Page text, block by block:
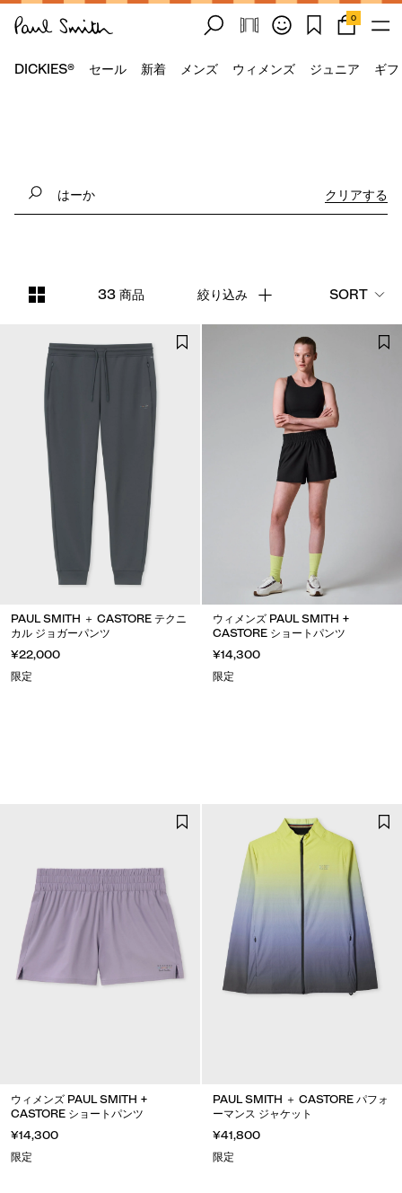
0
DICKIES® セール 新着 メンズ ウィメンズ ジュニア ギ
クリアする
33 商品 絞り込み SORT
PAUL SMITH ＋ CASTORE テクニ
カル ジョガーパンツ
¥22,000
限定
ウィメンズ PAUL SMITH +
CASTORE ショートパンツ
¥14,300
限定
ウィメンズ PAUL SMITH +
CASTORE ショートパンツ
¥14,300
限定
PAUL SMITH ＋ CASTORE パフォ
ーマンス ジャケット
¥41,800
限定